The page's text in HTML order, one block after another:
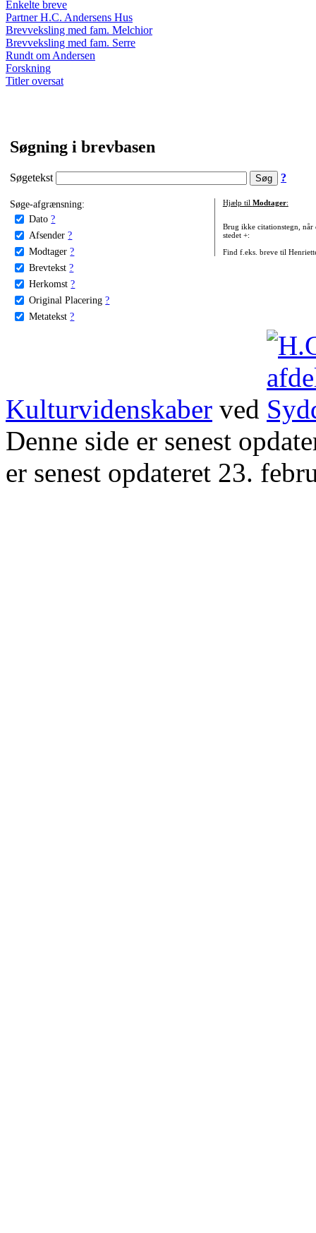
Enkelte breve
Partner H.C. Andersens Hus
Brevveksling med fam. Melchior
Brevveksling med fam. Serre
Rundt om Andersen
Forskning
Titler oversat
Søgning i brevbasen
Søgetekst ?
Søge-afgrænsning:
Dato ?
Afsender ?
Modtager ?
Brevtekst ?
Herkomst ?
Original Placering ?
Metatekst ?
Hjælp til Modtager:
Brug ikke citationstegn, når
stedet +:
Find f.eks. breve til
Kulturvidenskaber ved
Denne side er senest
er senest opdateret 23.